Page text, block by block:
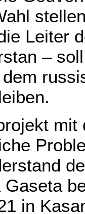
Leiter
–
mit
in